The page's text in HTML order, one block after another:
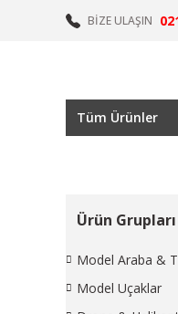
BİZE ULAŞIN
Tüm Ürünler
Ürün Grupları
Model Araba &
Model Uçaklar